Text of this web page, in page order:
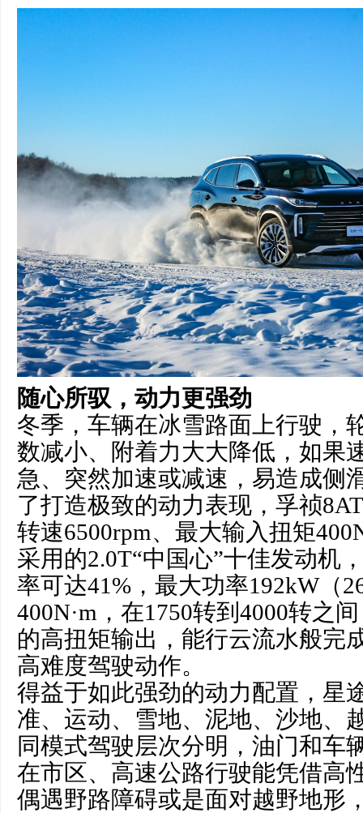
随心所驭，动力更强劲
冬季，车辆在冰雪路面上行驶，
数减小、附着力大大降低，如果
急、突然加速或减速，易造成侧
了打造极致的动力表现，孚祯
转速6500rpm、最大输入扭矩
采用的2.0T“中国心”十佳发动机
率可达41%，最大功率192kW（
400N·m，在1750转到4000转之
的高扭矩输出，能行云流水般完
高难度驾驶动作。
得益于如此强劲的动力配置，星
准、运动、雪地、泥地、沙地、
同模式驾驶层次分明，油门和车
在市区、高速公路行驶能凭借高
偶遇野路障碍或是面对越野地形